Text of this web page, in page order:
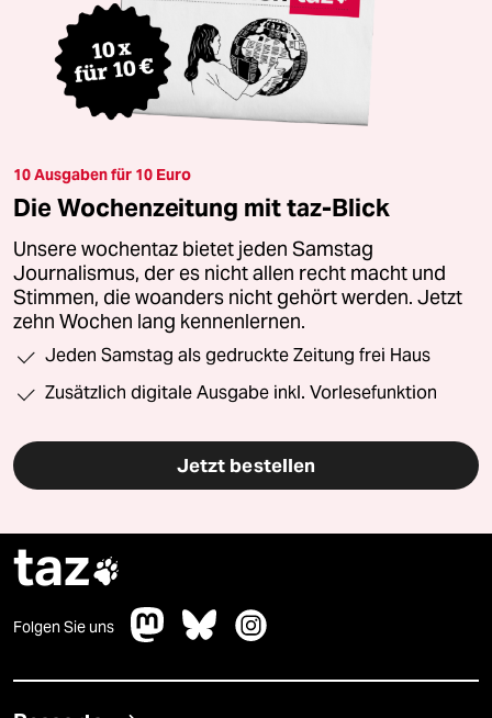
10 Ausgaben für 10 Euro
Die Wochenzeitung mit taz-Blick
Unsere wochentaz bietet jeden Samstag
Journalismus, der es nicht allen recht macht und
Stimmen, die woanders nicht gehört werden. Jetzt
zehn Wochen lang kennenlernen.
Jeden Samstag als gedruckte Zeitung frei Haus
Zusätzlich digitale Ausgabe inkl. Vorlesefunktion
Jetzt bestellen
taz
Folgen Sie uns